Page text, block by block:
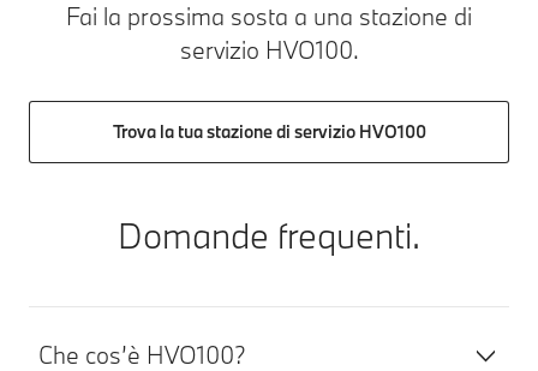
Fai la prossima sosta a una stazione di
servizio HVO100.
Trova la tua stazione di servizio HVO100
Domande frequenti.
Che cos’è HVO100?